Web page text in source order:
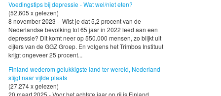
Voedingstips bij depressie - Wat wel/niet eten?
(52,605 x gelezen)
8 november 2023 - Wist je dat 5,2 procent van de
Nederlandse bevolking tot 65 jaar in 2022 leed aan een
depressie? Dit komt neer op 550.000 mensen, zo blijkt uit
cijfers van de GGZ Groep. En volgens het Trimbos Instituut
krijgt ongeveer 25 procent...
Finland wederom gelukkigste land ter wereld, Nederland
stijgt naar vijfde plaats
(27,274 x gelezen)